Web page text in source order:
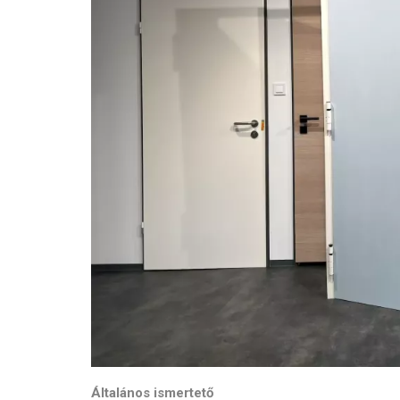
Általános ismertető